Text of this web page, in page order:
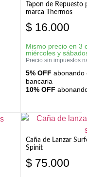
Tapon de Repuesto
marca Thermos
$ 16.000
Mismo precio en 3
miércoles y
Precio sin impuestos
5% OFF abonando
bancaria
10% OFF
Caña de Lanzar
Spinit
$ 75.000